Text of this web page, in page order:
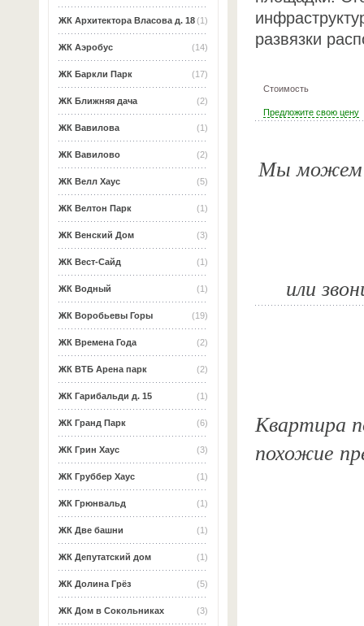
(1)
ЖК Архитектора Власова д. 18
(14)
ЖК Аэробус
(17)
ЖК Баркли Парк
(2)
ЖК Ближняя дача
(1)
ЖК Вавилова
(2)
ЖК Вавилово
(5)
ЖК Велл Хаус
(1)
ЖК Велтон Парк
(3)
ЖК Венский Дом
(1)
ЖК Вест-Сайд
(1)
ЖК Водный
(19)
ЖК Воробьевы Горы
(2)
ЖК Времена Года
(2)
ЖК ВТБ Арена парк
(1)
ЖК Гарибальди д. 15
(6)
ЖК Гранд Парк
(3)
ЖК Грин Хаус
(1)
ЖК Груббер Хаус
(1)
ЖК Грюнвальд
(1)
ЖК Две башни
(1)
ЖК Депутатский дом
(5)
ЖК Долина Грёз
(3)
ЖК Дом в Сокольниках
развязки
Стоимость
Предложите свою цену
Мы можем
или
Квартира
похожие